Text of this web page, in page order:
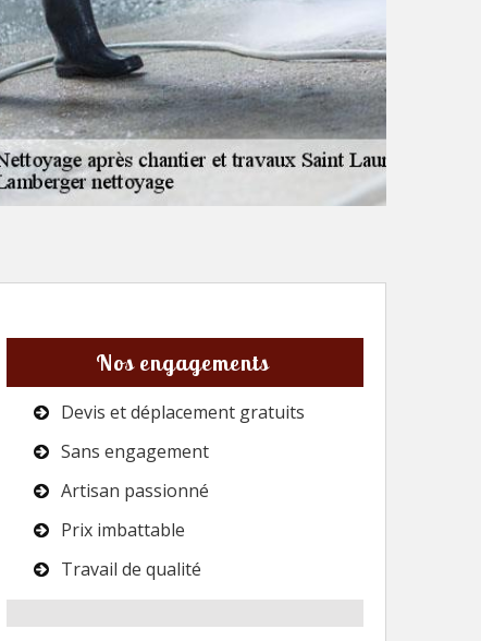
Nos engagements
Devis et déplacement gratuits
Sans engagement
Artisan passionné
Prix imbattable
Travail de qualité